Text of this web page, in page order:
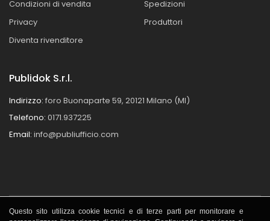
Condizioni di vendita
Privacy
Diventa rivenditore
Spedizioni
Produttori
Publidok S.r.l.
Indirizzo: foro Buonaparte 59, 20121 Milano (MI)
Telefono: 0171.937225
Email: info@publiufficio.com
Questo sito utilizza cookie tecnici e di terze parti per monitorare e